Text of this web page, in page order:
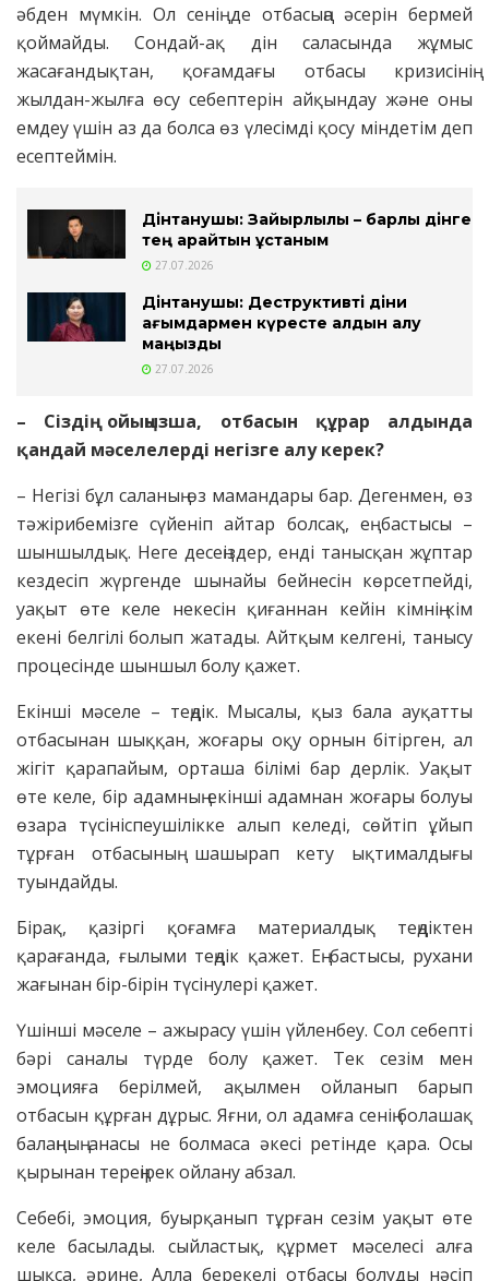
әбден мүмкін. Ол сенің де отбасыңа әсерін бермей
қоймайды. Сондай-ақ дін саласында жұмыс
жасағандықтан, қоғамдағы отбасы кризисінің
жылдан-жылға өсу себептерін айқындау және оны
емдеу үшін аз да болса өз үлесімді қосу міндетім деп
есептеймін.
Дінтанушы: Зайырлылық – барлық дінге
тең қарайтын ұстаным
27.07.2026
Дінтанушы: Деструктивті діни
ағымдармен күресте алдын алу
маңызды
27.07.2026
– Сіздің ойыңызша, отбасын құрар алдында
қандай мәселелерді негізге алу керек?
– Негізі бұл саланың өз мамандары бар. Дегенмен, өз
тәжірибемізге сүйеніп айтар болсақ, ең бастысы –
шыншылдық. Неге десеңіздер, енді танысқан жұптар
кездесіп жүргенде шынайы бейнесін көрсетпейді,
уақыт өте келе некесін қиғаннан кейін кімнің-кім
екені белгілі болып жатады. Айтқым келгені, танысу
процесінде шыншыл болу қажет.
Екінші мәселе – теңдік. Мысалы, қыз бала ауқатты
отбасынан шыққан, жоғары оқу орнын бітірген, ал
жігіт қарапайым, орташа білімі бар дерлік. Уақыт
өте келе, бір адамның екінші адамнан жоғары болуы
өзара түсініспеушілікке алып келеді, сөйтіп ұйып
тұрған отбасының шашырап кету ықтималдығы
туындайды.
Бірақ, қазіргі қоғамға материалдық теңдіктен
қарағанда, ғылыми теңдік қажет. Ең бастысы, рухани
жағынан бір-бірін түсінулері қажет.
Үшінші мәселе – ажырасу үшін үйленбеу. Сол себепті
бәрі саналы түрде болу қажет. Тек сезім мен
эмоцияға берілмей, ақылмен ойланып барып
отбасын құрған дұрыс. Яғни, ол адамға сенің болашақ
балаңның анасы не болмаса әкесі ретінде қара. Осы
қырынан тереңірек ойлану абзал.
Себебі, эмоция, буырқанып тұрған сезім уақыт өте
келе басылады. сыйластық, құрмет мәселесі алға
шықса, әрине, Алла берекелі отбасы болуды нәсіп